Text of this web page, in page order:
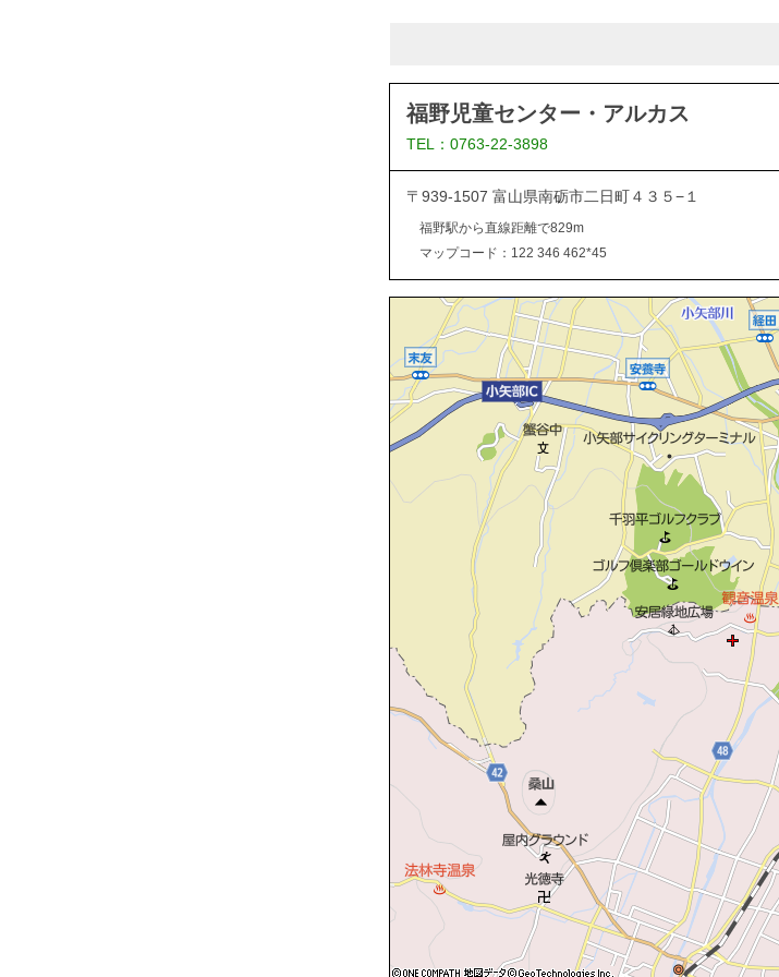
福野児童センター・アルカス
TEL：0763-22-3898
〒939-1507 富山県南砺市二日町４３５−１
福野駅から直線距離で829m
マップコード：122 346 462*45